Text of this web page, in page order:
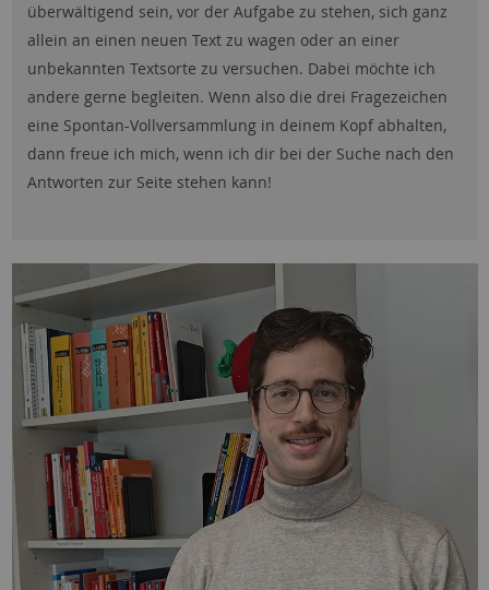
überwältigend sein, vor der Aufgabe zu stehen, sich ganz
allein an einen neuen Text zu wagen oder an einer
unbekannten Textsorte zu versuchen. Dabei möchte ich
andere gerne begleiten. Wenn also die drei Fragezeichen
eine Spontan-Vollversammlung in deinem Kopf abhalten,
dann freue ich mich, wenn ich dir bei der Suche nach den
Antworten zur Seite stehen kann!